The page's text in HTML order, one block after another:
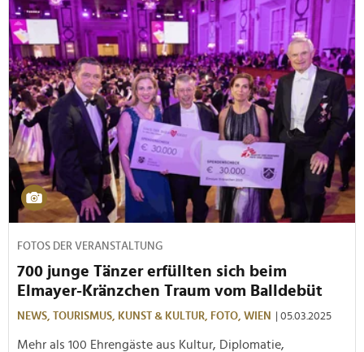
FOTOS DER VERANSTALTUNG
700 junge Tänzer erfüllten sich beim
Elmayer-Kränzchen Traum vom Balldebüt
NEWS, TOURISMUS, KUNST & KULTUR, FOTO, WIEN | 05.03.2025
Mehr als 100 Ehrengäste aus Kultur, Diplomatie,